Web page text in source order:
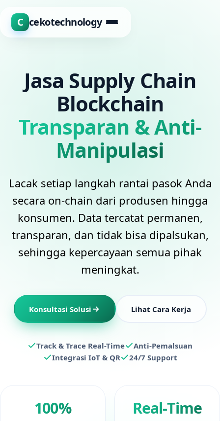
C cekotechnology
Jasa Supply Chain
Blockchain
Transparan & Anti-
Manipulasi
Lacak setiap langkah rantai pasok Anda
secara on-chain dari produsen hingga
konsumen. Data tercatat permanen,
transparan, dan tidak bisa dipalsukan,
sehingga kepercayaan semua pihak
meningkat.
Konsultasi Solusi Lihat Cara Kerja
Track & Trace Real-Time
Anti-Pemalsuan
Integrasi IoT & QR
24/7 Support
100% Real-Time